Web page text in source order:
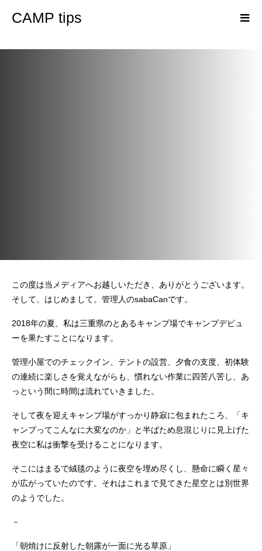
CAMP tips
この度は当メディアへお越しいただき、ありがとうございます。
そして、はじめまして。管理人のsabaCanです。
2018年の夏、私は三重県のとあるキャンプ場でキャンプデビュ
ーを果たすことになります。
管理小屋でのチェックイン、テントの設営、夕食の支度、初体験
の連続に楽しさを覚えながらも、慣れない作業に四苦八苦し、あ
っという間に時間は流れていきました。
そして夜を迎えキャンプ場がすっかり静寂に包まれたころ、「キ
ャンプってこんなに大変なのか」と半ばため息混じりに見上げた
夜空に私は衝撃を受けることになります。
そこにはまるで絨毯のように夜空を埋め尽くし、懸命に瞬く星々
が広がっていたのです。それはこれまで見てきた星空とは別世界
のようでした。
－
「朝焼けに反射した朝露が一面に光る草原」